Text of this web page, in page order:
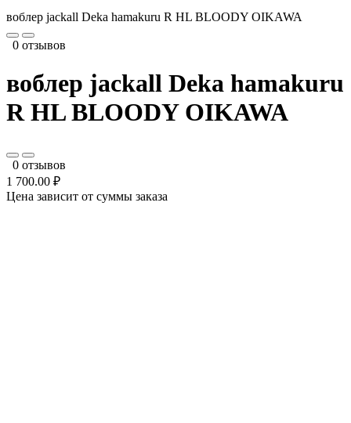
воблер jackall Deka hamakuru R HL BLOODY OIKAWA
0 отзывов
воблер jackall Deka hamakuru
R HL BLOODY OIKAWA
0 отзывов
1 700.00 ₽
Цена зависит от суммы заказа